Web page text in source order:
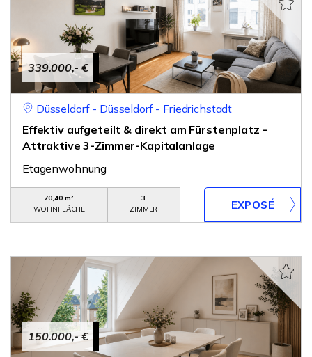
339.000,- €
Düsseldorf - Düsseldorf - Friedrichstadt
Effektiv aufgeteilt & direkt am Fürstenplatz -
Attraktive 3-Zimmer-Kapitalanlage
Etagenwohnung
70,40 m²
WOHNFLÄCHE
3
ZIMMER
150.000,- €